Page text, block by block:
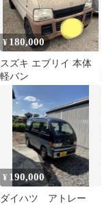
¥ 180,000
スズキ エブリイ 本体
軽バン
¥ 190,000
ダイハツ アトレー